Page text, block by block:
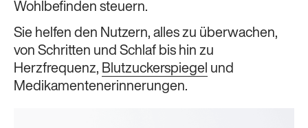
Wohlbefinden steuern.
Sie helfen den Nutzern, alles zu überwachen,
von Schritten und Schlaf bis hin zu
Herzfrequenz, Blutzuckerspiegel und
Medikamentenerinnerungen.